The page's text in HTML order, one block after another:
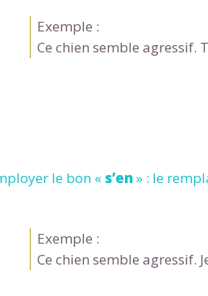
Exemple :
Ce chien semble agressif.
le bon « s’en» : le
Exemple :
Ce chien semble agressif.